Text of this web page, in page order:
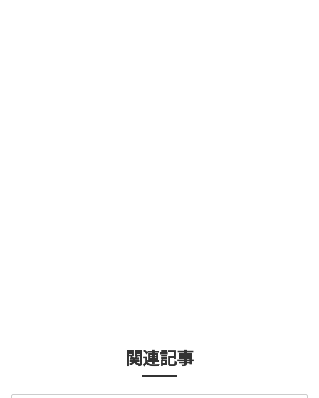
関連記事